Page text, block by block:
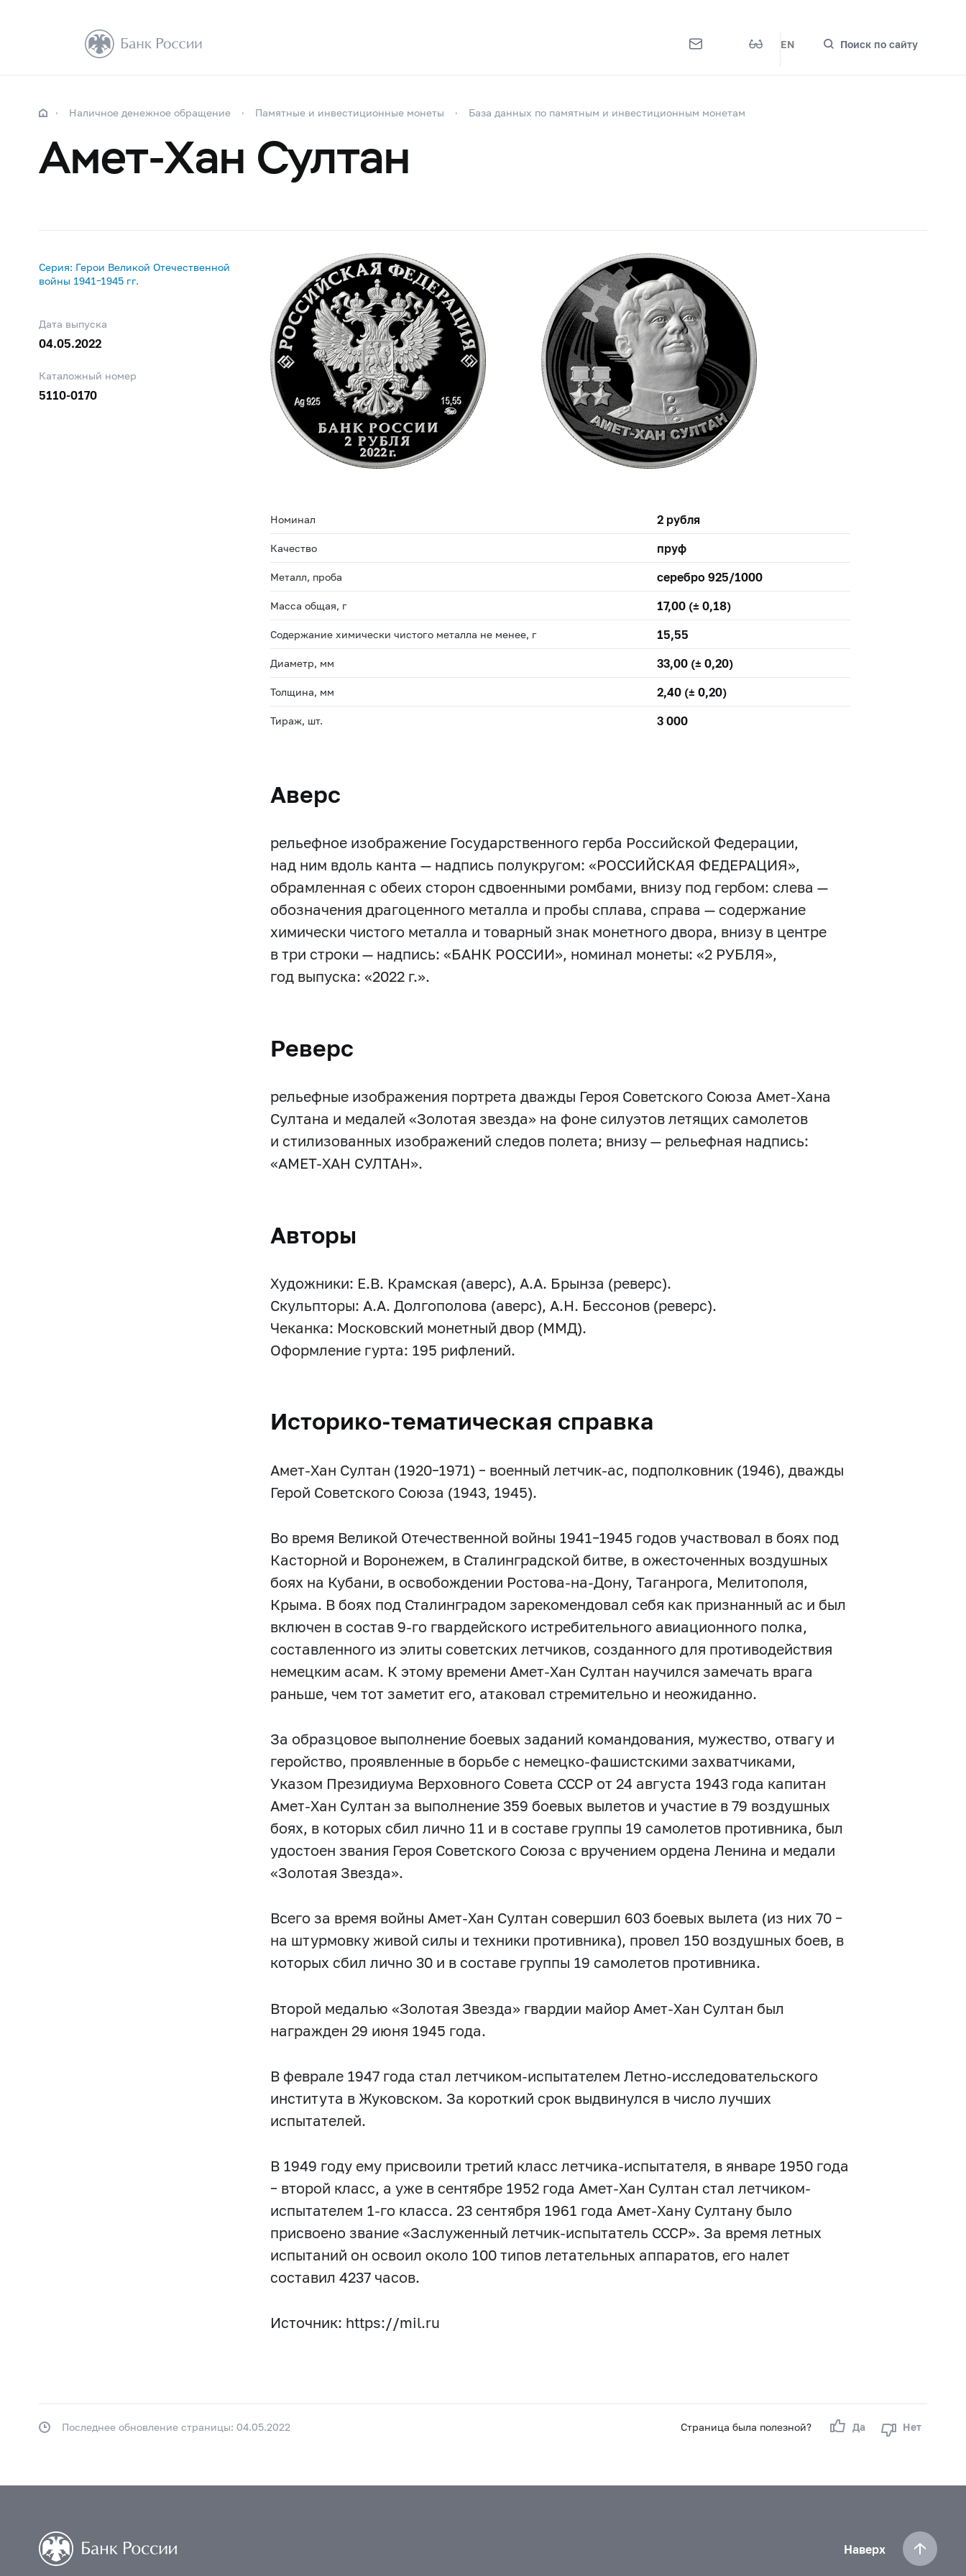
EN Поиск по сайту
Наличное денежное обращение Памятные и инвестиционные монеты База данных по памятным и инвестиционным монетам
Амет-Хан Султан
Серия: Герои Великой Отечественной
войны 1941–1945 гг.
Дата выпуска
04.05.2022
Каталожный номер
5110-0170
Номинал 2 рубля
Качество пруф
Металл, проба серебро 925/1000
Масса общая, г 17,00 (± 0,18)
Содержание химически чистого металла не менее, г 15,55
Диаметр, мм 33,00 (± 0,20)
Толщина, мм 2,40 (± 0,20)
Тираж, шт. 3 000
Аверс
рельефное изображение Государственного герба Российской Федерации,
над ним вдоль канта — надпись полукругом: «РОССИЙСКАЯ ФЕДЕРАЦИЯ»,
обрамленная с обеих сторон сдвоенными ромбами, внизу под гербом: слева —
обозначения драгоценного металла и пробы сплава, справа — содержание
химически чистого металла и товарный знак монетного двора, внизу в центре
в три строки — надпись: «БАНК РОССИИ», номинал монеты: «2 РУБЛЯ»,
год выпуска: «2022 г.».
Реверс
рельефные изображения портрета дважды Героя Советского Союза Амет-Хана
Султана и медалей «Золотая звезда» на фоне силуэтов летящих самолетов
и стилизованных изображений следов полета; внизу — рельефная надпись:
«АМЕТ-ХАН СУЛТАН».
Авторы
Художники: Е.В. Крамская (аверс), А.А. Брынза (реверс).
Скульпторы: А.А. Долгополова (аверс), А.Н. Бессонов (реверс).
Чеканка: Московский монетный двор (ММД).
Оформление гурта: 195 рифлений.
Историко-тематическая справка
Амет-Хан Султан (1920–1971) – военный летчик-ас, подполковник (1946), дважды
Герой Советского Союза (1943, 1945).
Во время Великой Отечественной войны 1941–1945 годов участвовал в боях под
Касторной и Воронежем, в Сталинградской битве, в ожесточенных воздушных
боях на Кубани, в освобождении Ростова-на-Дону, Таганрога, Мелитополя,
Крыма. В боях под Сталинградом зарекомендовал себя как признанный ас и был
включен в состав 9-го гвардейского истребительного авиационного полка,
составленного из элиты советских летчиков, созданного для противодействия
немецким асам. К этому времени Амет-Хан Султан научился замечать врага
раньше, чем тот заметит его, атаковал стремительно и неожиданно.
За образцовое выполнение боевых заданий командования, мужество, отвагу и
геройство, проявленные в борьбе с немецко-фашистскими захватчиками,
Указом Президиума Верховного Совета СССР от 24 августа 1943 года капитан
Амет-Хан Султан за выполнение 359 боевых вылетов и участие в 79 воздушных
боях, в которых сбил лично 11 и в составе группы 19 самолетов противника, был
удостоен звания Героя Советского Союза с вручением ордена Ленина и медали
«Золотая Звезда».
Всего за время войны Амет-Хан Султан совершил 603 боевых вылета (из них 70 –
на штурмовку живой силы и техники противника), провел 150 воздушных боев, в
которых сбил лично 30 и в составе группы 19 самолетов противника.
Второй медалью «Золотая Звезда» гвардии майор Амет-Хан Султан был
награжден 29 июня 1945 года.
В феврале 1947 года стал летчиком-испытателем Летно-исследовательского
института в Жуковском. За короткий срок выдвинулся в число лучших
испытателей.
В 1949 году ему присвоили третий класс летчика-испытателя, в январе 1950 года
– второй класс, а уже в сентябре 1952 года Амет-Хан Султан стал летчиком-
испытателем 1-го класса. 23 сентября 1961 года Амет-Хану Султану было
присвоено звание «Заслуженный летчик-испытатель СССР». За время летных
испытаний он освоил около 100 типов летательных аппаратов, его налет
составил 4237 часов.
Источник: https://mil.ru
Страница была полезной? Да Нет
Последнее обновление страницы: 04.05.2022
Наверх